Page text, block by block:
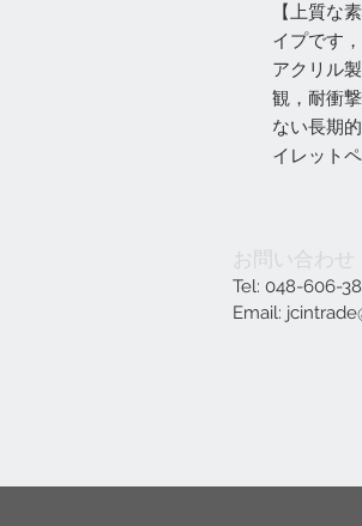
【上質な
イプです
アクリル
観，耐衝
ない長期
イレット
お問い合わせ
Tel: 048-606-
Email: